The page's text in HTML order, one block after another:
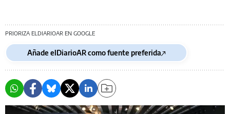
PRIORIZA ELDIARIOAR EN GOOGLE
Añade elDiarioAR como fuente preferida